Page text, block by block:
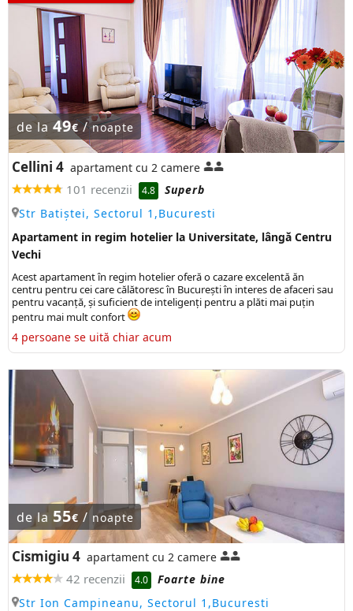
de la 49€/noapte
Cellini 4 apartament cu 2 camere
101 recenzii 4.8
Superb
Str Batiștei, Sectorul 1,Bucuresti
Apartament in regim hotelier la Universitate, lângă Centru
Vechi
Acest apartament în regim hotelier oferă o cazare excelentă ăn
centru pentru cei care călătoresc în București în interes de afaceri sau
pentru vacanță, și suficient de inteligenți pentru a plăti mai puțin
pentru mai mult confort
4 persoane se uită chiar acum
de la 55€ / noapte
Cismigiu 4 apartament cu 2 camere
42 recenzii 4.0
Foarte bine
Str Ion Campineanu, Sectorul 1,Bucuresti